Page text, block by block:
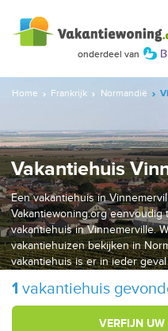
Home Frankrijk Normandië
Vakantiehuis
Een vakantiehuis in
Vakantiewoning.org
vakantiehuis in Vinnemerville.
vakantiehuizen bekijken in
vakantiehuis is er in ieder
1 vakantiehuis
VERFIJN UW